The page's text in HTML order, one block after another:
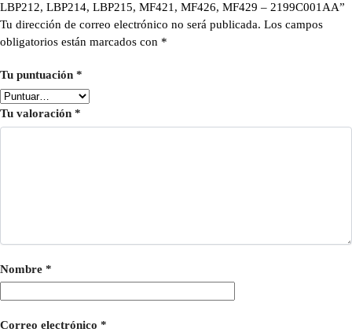
LBP212, LBP214, LBP215, MF421, MF426, MF429 – 2199C001AA”
Tu dirección de correo electrónico no será publicada. Los campos
obligatorios están marcados con *
Tu puntuación *
Tu valoración *
Nombre *
Correo electrónico *